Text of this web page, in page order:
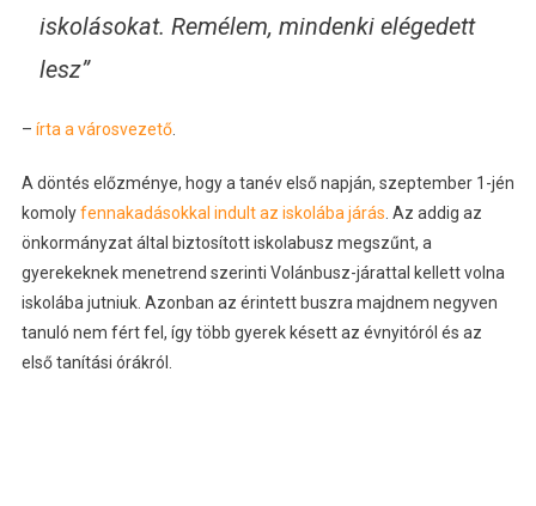
iskolásokat. Remélem, mindenki elégedett
lesz”
– írta a városvezető.
A döntés előzménye, hogy a tanév első napján, szeptember 1-jén
komolyfennakadásokkal indult az iskolába járás. Az addig az
önkormányzat által biztosított iskolabusz megszűnt, a
gyerekeknek menetrend szerinti Volánbusz-járattal kellett volna
iskolába jutniuk. Azonban az érintett buszra majdnem negyven
tanuló nem fért fel, így több gyerek késett az évnyitóról és az
első tanítási órákról.